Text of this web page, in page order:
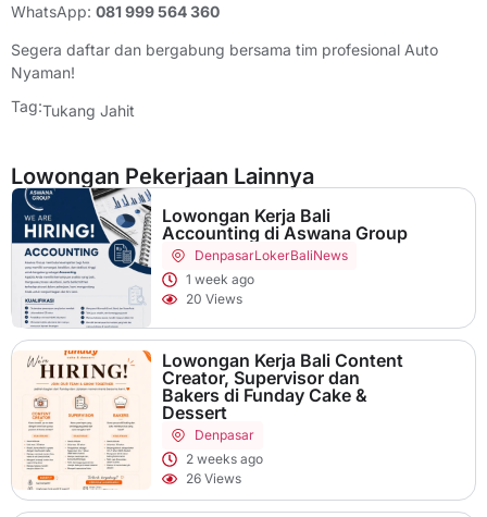
WhatsApp: 081 999 564 360
Segera daftar dan bergabung bersama tim profesional Auto
Nyaman!
Tag:Tukang Jahit
Lowongan Pekerjaan Lainnya
Lowongan Kerja Bali
Accounting di Aswana Group
DenpasarLokerBaliNews
1 week ago
20 Views
Lowongan Kerja Bali Content
Creator, Supervisor dan
Bakers di Funday Cake &
Dessert
Denpasar
2 weeks ago
26 Views